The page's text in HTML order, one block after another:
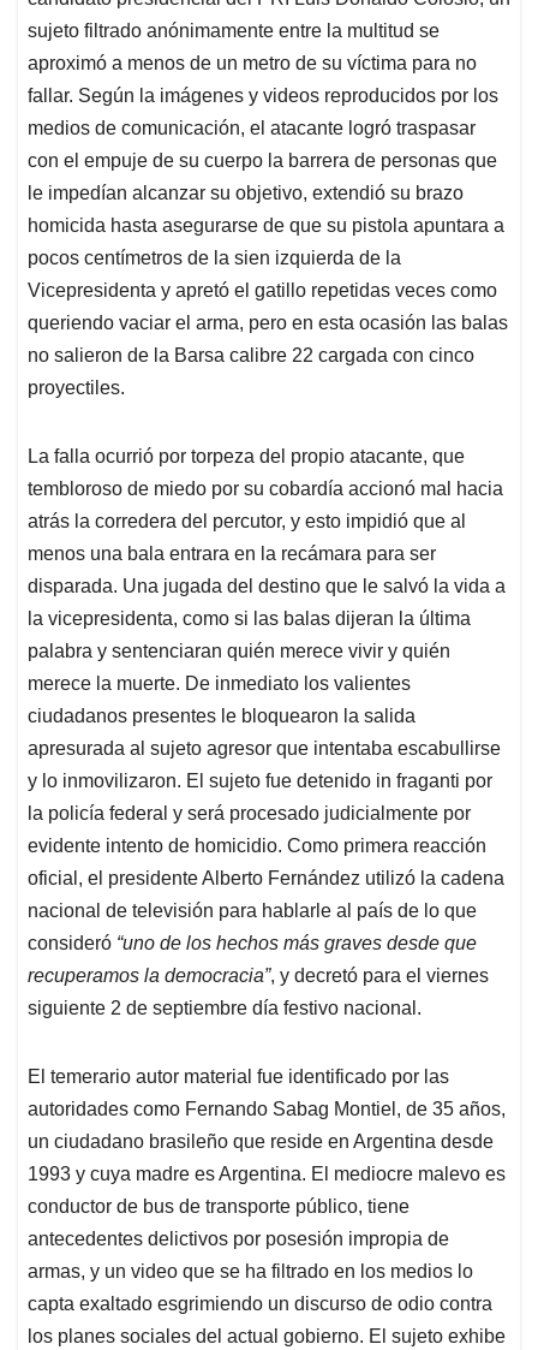
sujeto filtrado anónimamente entre la multitud se
aproximó a menos de un metro de su víctima para no
fallar. Según la imágenes y videos reproducidos por los
medios de comunicación, el atacante logró traspasar
con el empuje de su cuerpo la barrera de personas que
le impedían alcanzar su objetivo, extendió su brazo
homicida hasta asegurarse de que su pistola apuntara a
pocos centímetros de la sien izquierda de la
Vicepresidenta y apretó el gatillo repetidas veces como
queriendo vaciar el arma, pero en esta ocasión las balas
no salieron de la Barsa calibre 22 cargada con cinco
proyectiles.
La falla ocurrió por torpeza del propio atacante, que
tembloroso de miedo por su cobardía accionó mal hacia
atrás la corredera del percutor, y esto impidió que al
menos una bala entrara en la recámara para ser
disparada. Una jugada del destino que le salvó la vida a
la vicepresidenta, como si las balas dijeran la última
palabra y sentenciaran quién merece vivir y quién
merece la muerte. De inmediato los valientes
ciudadanos presentes le bloquearon la salida
apresurada al sujeto agresor que intentaba escabullirse
y lo inmovilizaron. El sujeto fue detenido in fraganti por
la policía federal y será procesado judicialmente por
evidente intento de homicidio. Como primera reacción
oficial, el presidente Alberto Fernández utilizó la cadena
nacional de televisión para hablarle al país de lo que
consideró “uno de los hechos más graves desde que
recuperamos la democracia”, y decretó para el viernes
siguiente 2 de septiembre día festivo nacional.
El temerario autor material fue identificado por las
autoridades como Fernando Sabag Montiel, de 35 años,
un ciudadano brasileño que reside en Argentina desde
1993 y cuya madre es Argentina. El mediocre malevo es
conductor de bus de transporte público, tiene
antecedentes delictivos por posesión impropia de
armas, y un video que se ha filtrado en los medios lo
capta exaltado esgrimiendo un discurso de odio contra
los planes sociales del actual gobierno. El sujeto exhibe